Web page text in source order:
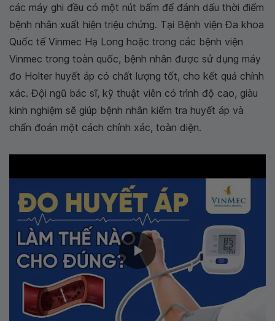
các máy ghi đều có một nút bấm để đánh dấu thời điểm
bệnh nhân xuất hiện triệu chứng. Tại Bệnh viện Đa khoa
Quốc tế Vinmec Hạ Long hoặc trong các bệnh viện
Vinmec trong toàn quốc, bệnh nhân được sử dụng máy
đo Holter huyết áp có chất lượng tốt, cho kết quả chính
xác. Đội ngũ bác sĩ, kỹ thuật viên có trình độ cao, giàu
kinh nghiệm sẽ giúp bệnh nhân kiểm tra huyết áp và
chẩn đoán một cách chính xác, toàn diện.